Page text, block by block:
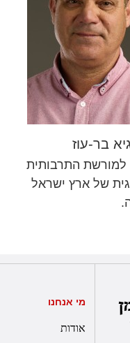
בר-עוז
התרבותית
של ארץ ישראל
מי אנחנו
אודות